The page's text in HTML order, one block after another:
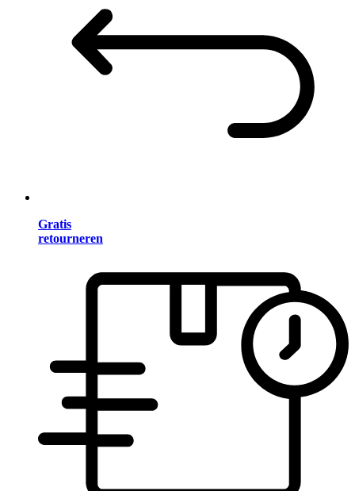
Gratis
retourneren